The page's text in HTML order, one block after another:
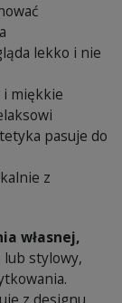
lekko i nie
i miękkie
pasuje do
z
własnej,
lub stylowy,